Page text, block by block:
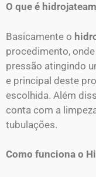
O que é
Basicamente o
procedimento,
pressão atingindo
e principal deste
escolhida. Além
conta com a
tubulações.
Como funciona o